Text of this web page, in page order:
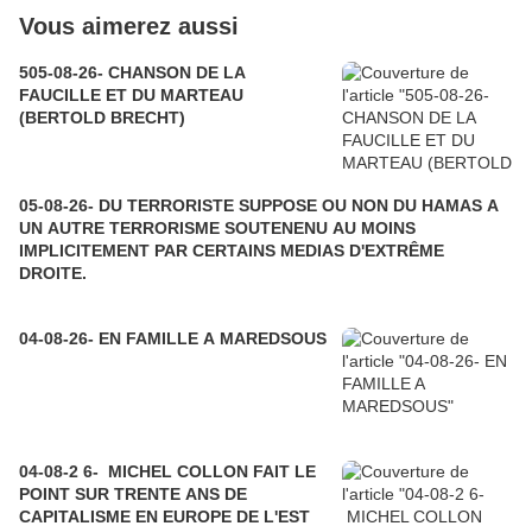
Vous aimerez aussi
505-08-26- CHANSON DE LA
FAUCILLE ET DU MARTEAU
(BERTOLD BRECHT)
05-08-26- DU TERRORISTE SUPPOSE OU NON DU HAMAS A
UN AUTRE TERRORISME SOUTENENU AU MOINS
IMPLICITEMENT PAR CERTAINS MEDIAS D'EXTRÊME
DROITE.
04-08-26- EN FAMILLE A MAREDSOUS
04-08-2 6- MICHEL COLLON FAIT LE
POINT SUR TRENTE ANS DE
CAPITALISME EN EUROPE DE L'EST